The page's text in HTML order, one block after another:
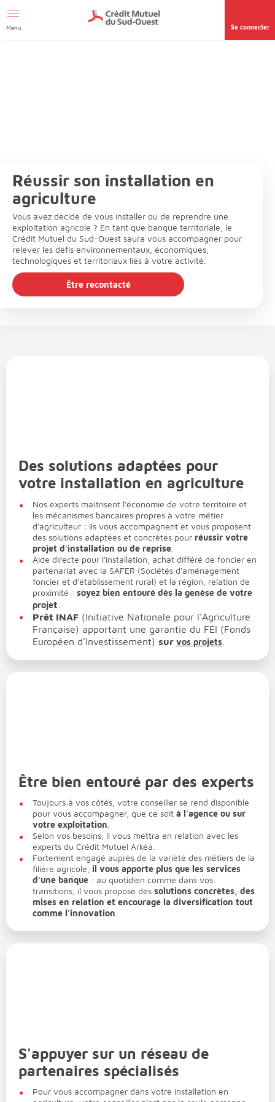
Menu Se connecter
Réussir son installation en
agriculture
Vous avez décidé de vous installer ou de reprendre une
exploitation agricole ? En tant que banque territoriale, le
Crédit Mutuel du Sud-Ouest saura vous accompagner pour
relever les défis environnementaux, économiques,
technologiques et territoriaux liés à votre activité.
Être recontacté
Des solutions adaptées pour
votre installation en agriculture
Nos experts maîtrisent l'économie de votre territoire et
les mécanismes bancaires propres à votre métier
d'agriculteur : ils vous accompagnent et vous proposent
des solutions adaptées et concrètes pour réussir votre
projet d'installation ou de reprise
Aide directe pour l'installation, achat différé de foncier en
partenariat avec la SAFER (Sociétés d'aménagement
foncier et d'établissement rural) et la région, relation de
proximité : soyez bien entouré dès la genèse de votre
projet
Prêt INAF (Initiative Nationale pour l'Agriculture
Française) apportant une garantie du FEI (Fonds
Européen d’Investissement) sur vos projets
Être bien entouré par des experts
Toujours à vos côtés, votre conseiller se rend disponible
pour vous accompagner, que ce soit à l'agence ou sur
votre exploitation
Selon vos besoins, il vous mettra en relation avec les
experts du Crédit Mutuel Arkéa.
Fortement engagé auprès de la variété des métiers de la
filière agricole, il vous apporte plus que les services
d'une banque : au quotidien comme dans vos
transitions, il vous propose des solutions concrètes, des
mises en relation et encourage la diversification tout
comme l'innovation
S'appuyer sur un réseau de
partenaires spécialisés
Pour vous accompagner dans votre installation en